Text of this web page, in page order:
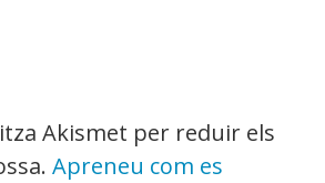
Akismet per reduir els
Apreneu com es